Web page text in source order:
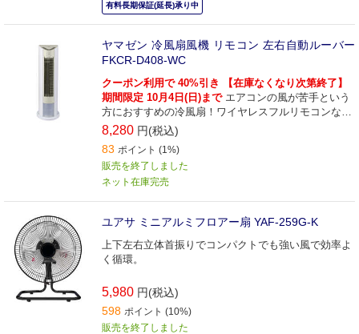
有料長期保証(延長)承り中
ヤマゼン 冷風扇風機 リモコン 左右自動ルーバー
FKCR-D408-WC
クーポン利用で 40%引き 【在庫なくなり次第終了】
期間限定 10月4日(日)までエアコンの風が苦手という
方におすすめの冷風扇！ワイヤレスフルリモコンなの
で、操作も便利♪
8,280 円(税込)
83 ポイント (1%)
販売を終了しました
ネット在庫完売
ユアサ ミニアルミフロアー扇 YAF-259G-K
上下左右立体首振りでコンパクトでも強い風で効率よ
く循環。
5,980 円(税込)
598 ポイント (10%)
販売を終了しました